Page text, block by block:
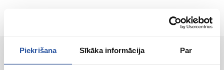
Piekrišana Sīkāka informācija Par
RU
Страница не найдена!